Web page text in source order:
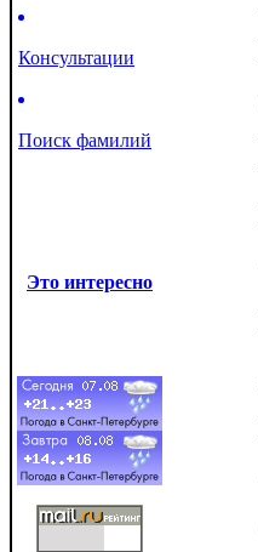
Консультации
Поиск фамилий
Это интересно